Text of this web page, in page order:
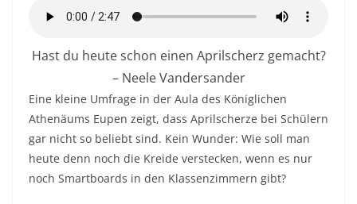
Hast du heute schon einen Aprilscherz gemacht?
– Neele Vandersander
Eine kleine Umfrage in der Aula des Königlichen
Athenäums Eupen zeigt, dass Aprilscherze bei Schülern
gar nicht so beliebt sind. Kein Wunder: Wie soll man
heute denn noch die Kreide verstecken, wenn es nur
noch Smartboards in den Klassenzimmern gibt?